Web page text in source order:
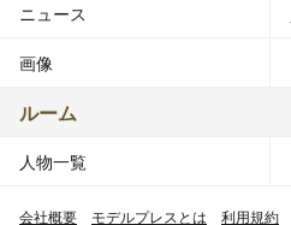
ニュース
画像
ルーム
人物一覧
会社概要 モデルプレスとは 利用規約